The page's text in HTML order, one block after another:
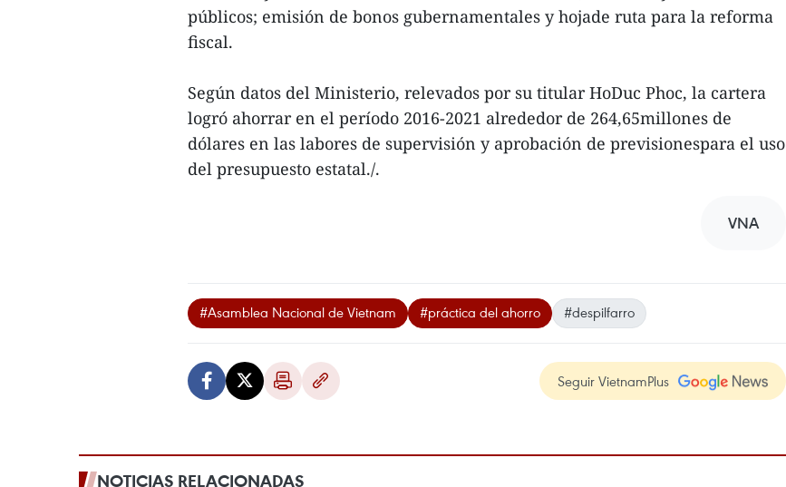
públicos; emisión de bonos gubernamentales y hojade ruta para la reforma
fiscal.
Según datos del Ministerio, relevados por su titular HoDuc Phoc, la cartera
logró ahorrar en el período 2016-2021 alrededor de 264,65millones de
dólares en las labores de supervisión y aprobación de previsionespara el uso
del presupuesto estatal./.
VNA
#Asamblea Nacional de Vietnam #práctica del ahorro #despilfarro
Seguir VietnamPlus
NOTICIAS RELACIONADAS